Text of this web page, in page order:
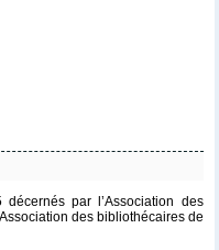
par l’Association des
des bibliothécaires de